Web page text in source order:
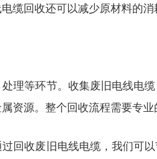
缆回收还可以减少原材料的消
理等环节。收集废旧电线电
资源。整个回收流程需要专业
回收废旧电线电缆，我们可